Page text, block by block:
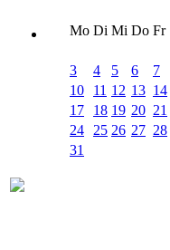
Mo Di Mi Do Fr
3
4 5 6 7
10
11 12 13 14
17
18 19 20 21
24
25 26 27 28
31